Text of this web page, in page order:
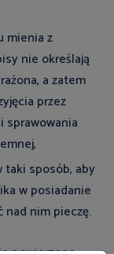
mienia z
nie określają
a zatem
przez
sprawowania
taki sposób, aby
w posiadanie
nad nim pieczę.